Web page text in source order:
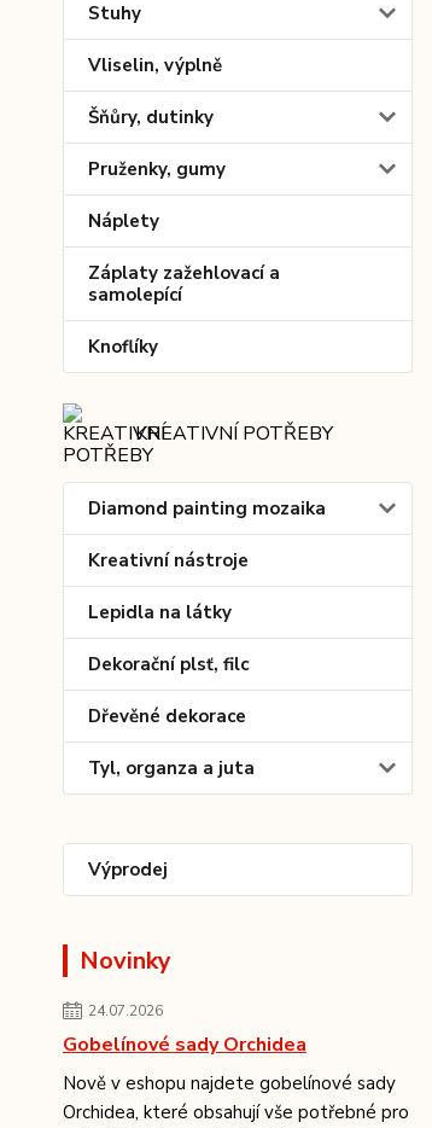
Stuhy
Vliselin, výplně
Šňůry, dutinky
Pruženky, gumy
Náplety
Záplaty zažehlovací a
samolepící
Knoflíky
KREATIVNÍ POTŘEBY
Diamond painting mozaika
Kreativní nástroje
Lepidla na látky
Dekorační plsť, filc
Dřevěné dekorace
Tyl, organza a juta
Výprodej
Novinky
24.07.2026
Gobelínové sady Orchidea
Nově v eshopu najdete gobelínové sady
Orchidea, které obsahují vše potřebné pro